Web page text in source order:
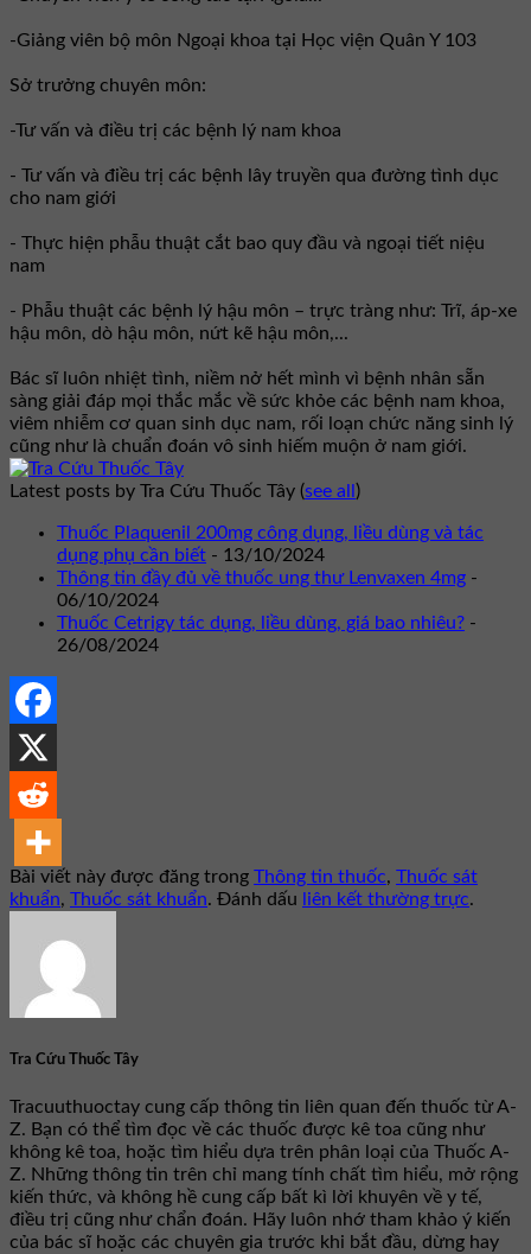
-Giảng viên bộ môn Ngoại khoa tại Học viện Quân Y 103
Sở trưởng chuyên môn:
-Tư vấn và điều trị các bệnh lý nam khoa
- Tư vấn và điều trị các bệnh lây truyền qua đường tình dục
cho nam giới
- Thực hiện phẫu thuật cắt bao quy đầu và ngoại tiết niệu
nam
- Phẫu thuật các bệnh lý hậu môn – trực tràng như: Trĩ, áp-xe
hậu môn, dò hậu môn, nứt kẽ hậu môn,...
Bác sĩ luôn nhiệt tình, niềm nở hết mình vì bệnh nhân sẵn
sàng giải đáp mọi thắc mắc về sức khỏe các bệnh nam khoa,
viêm nhiễm cơ quan sinh dục nam, rối loạn chức năng sinh lý
cũng như là chuẩn đoán vô sinh hiếm muộn ở nam giới.
Latest posts by Tra Cứu Thuốc Tây (see all )
Thuốc Plaquenil 200mg công dụng, liều dùng và tác
dụng phụ cần biết - 13/10/2024
Thông tin đầy đủ về thuốc ung thư Lenvaxen 4mg -
06/10/2024
Thuốc Cetrigy tác dụng, liều dùng, giá bao nhiêu? -
26/08/2024
Bài viết này được đăng trong Thông tin thuốc, Thuốc sát
khuẩn, Thuốc sát khuẩn. Đánh dấu liên kết thường trực.
Tra Cứu Thuốc Tây
Tracuuthuoctay cung cấp thông tin liên quan đến thuốc từ A-
Z. Bạn có thể tìm đọc về các thuốc được kê toa cũng như
không kê toa, hoặc tìm hiểu dựa trên phân loại của Thuốc A-
Z. Những thông tin trên chỉ mang tính chất tìm hiểu, mở rộng
kiến thức, và không hề cung cấp bất kì lời khuyên về y tế,
điều trị cũng như chẩn đoán. Hãy luôn nhớ tham khảo ý kiến
của bác sĩ hoặc các chuyên gia trước khi bắt đầu, dừng hay